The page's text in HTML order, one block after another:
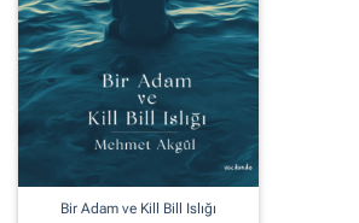
Bir Adam ve Kill Bill Islığı